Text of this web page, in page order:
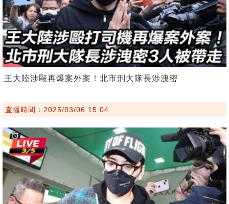
王大陸涉毆再爆案外案！北市刑大隊長涉洩密
直播時間：2025/03/06 15:04